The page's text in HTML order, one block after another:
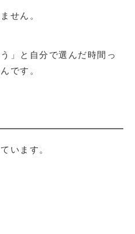
せん。
」と自分で選んだ時間っ
です。
います。